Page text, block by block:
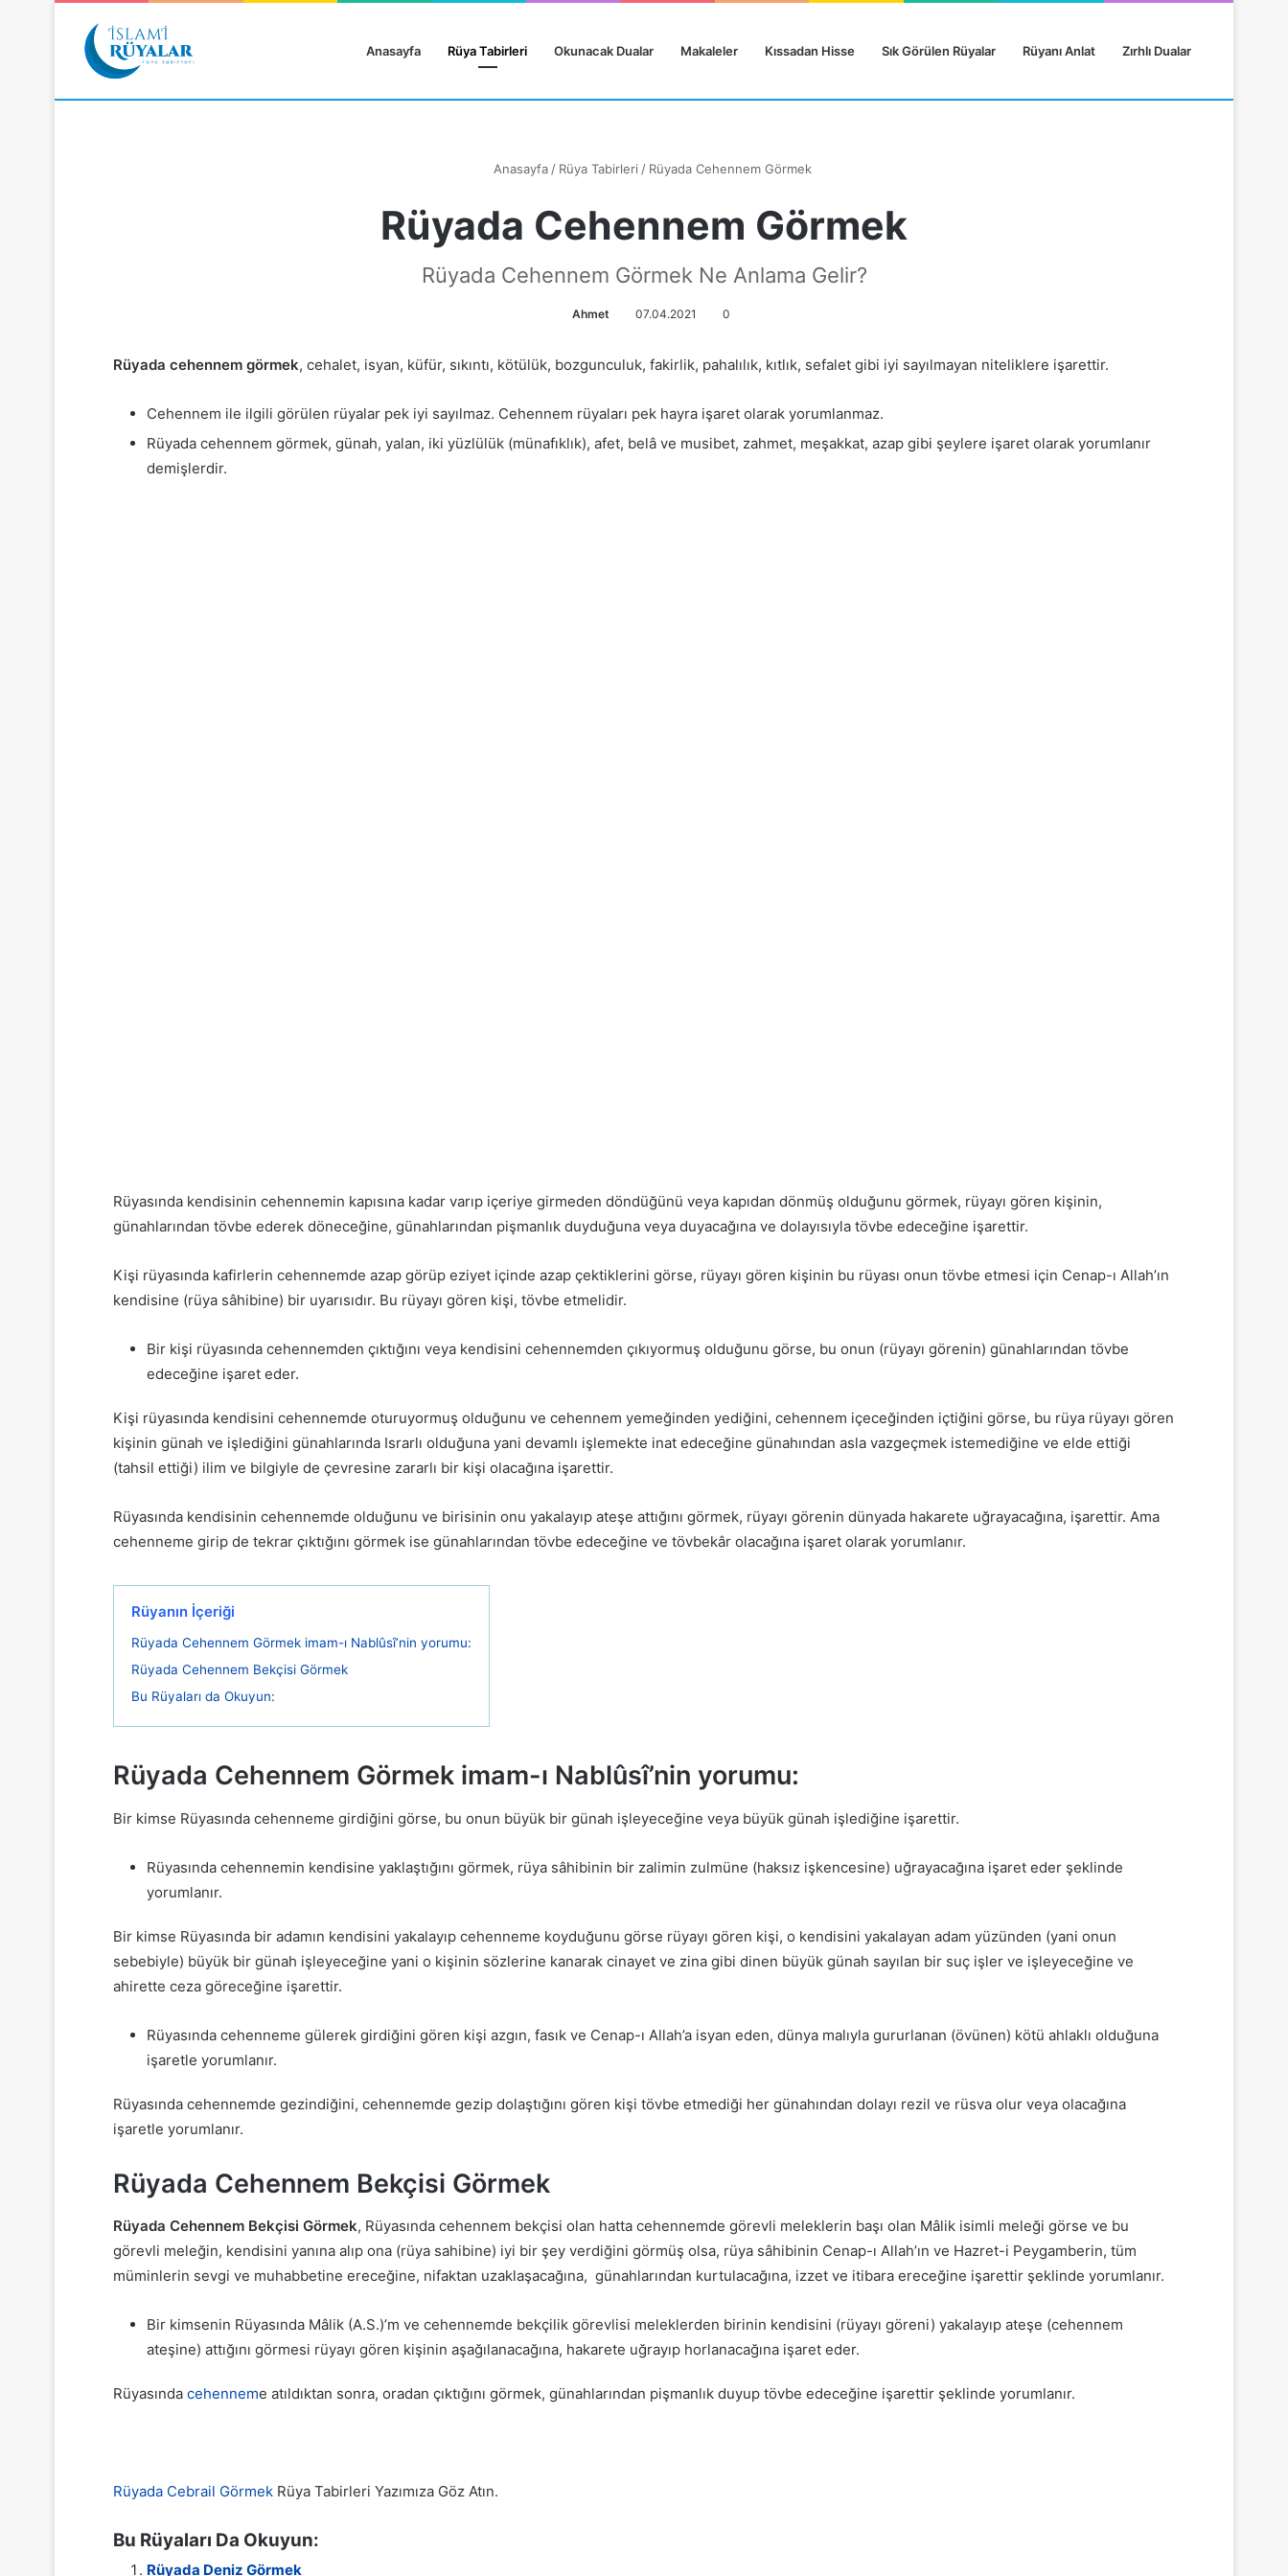
Anasayfa Rüya Tabirleri Okunacak Dualar Makaleler Kıssadan Hisse Sık Görülen Rüyalar Rüyanı Anlat Zırhlı Dualar
Anasayfa / Rüya Tabirleri / Rüyada Cehennem Görmek
Rüyada Cehennem Görmek
Rüyada Cehennem Görmek Ne Anlama Gelir?
Ahmet 07.04.2021 0
Rüyada cehennem görmek, cehalet, isyan, küfür, sıkıntı, kötülük, bozgunculuk, fakirlik, pahalılık, kıtlık, sefalet gibi iyi sayılmayan niteliklere işarettir.
Cehennem ile ilgili görülen rüyalar pek iyi sayılmaz. Cehennem rüyaları pek hayra işaret olarak yorumlanmaz.
Rüyada cehennem görmek, günah, yalan, iki yüzlülük (münafıklık), afet, belâ ve musibet, zahmet, meşakkat, azap gibi şeylere işaret olarak yorumlanır
demişlerdir.
Rüyasında kendisinin cehennemin kapısına kadar varıp içeriye girmeden döndüğünü veya kapıdan dönmüş olduğunu görmek, rüyayı gören kişinin,
günahlarından tövbe ederek döneceğine, günahlarından pişmanlık duyduğuna veya duyacağına ve dolayısıyla tövbe edeceğine işarettir.
Kişi rüyasında kafirlerin cehennemde azap görüp eziyet içinde azap çektiklerini görse, rüyayı gören kişinin bu rüyası onun tövbe etmesi için Cenap-ı Allah’ın
kendisine (rüya sâhibine) bir uyarısıdır. Bu rüyayı gören kişi, tövbe etmelidir.
Bir kişi rüyasında cehennemden çıktığını veya kendisini cehennemden çıkıyormuş olduğunu görse, bu onun (rüyayı görenin) günahlarından tövbe
edeceğine işaret eder.
Kişi rüyasında kendisini cehennemde oturuyormuş olduğunu ve cehennem yemeğinden yediğini, cehennem içeceğinden içtiğini görse, bu rüya rüyayı gören
kişinin günah ve işlediğini günahlarında Israrlı olduğuna yani devamlı işlemekte inat edeceğine günahından asla vazgeçmek istemediğine ve elde ettiği
(tahsil ettiği) ilim ve bilgiyle de çevresine zararlı bir kişi olacağına işarettir.
Rüyasında kendisinin cehennemde olduğunu ve birisinin onu yakalayıp ateşe attığını görmek, rüyayı görenin dünyada hakarete uğrayacağına, işarettir. Ama
cehenneme girip de tekrar çıktığını görmek ise günahlarından tövbe edeceğine ve tövbekâr olacağına işaret olarak yorumlanır.
Rüyanın İçeriği
Rüyada Cehennem Görmek imam-ı Nablûsî’nin yorumu:
Rüyada Cehennem Bekçisi Görmek
Bu Rüyaları da Okuyun:
Rüyada Cehennem Görmek imam-ı Nablûsî’nin yorumu:
Bir kimse Rüyasında cehenneme girdiğini görse, bu onun büyük bir günah işleyeceğine veya büyük günah işlediğine işarettir.
Rüyasında cehennemin kendisine yaklaştığını görmek, rüya sâhibinin bir zalimin zulmüne (haksız işkencesine) uğrayacağına işaret eder şeklinde
yorumlanır.
Bir kimse Rüyasında bir adamın kendisini yakalayıp cehenneme koyduğunu görse rüyayı gören kişi, o kendisini yakalayan adam yüzünden (yani onun
sebebiyle) büyük bir günah işleyeceğine yani o kişinin sözlerine kanarak cinayet ve zina gibi dinen büyük günah sayılan bir suç işler ve işleyeceğine ve
ahirette ceza göreceğine işarettir.
Rüyasında cehenneme gülerek girdiğini gören kişi azgın, fasık ve Cenap-ı Allah’a isyan eden, dünya malıyla gururlanan (övünen) kötü ahlaklı olduğuna
işaretle yorumlanır.
Rüyasında cehennemde gezindiğini, cehennemde gezip dolaştığını gören kişi tövbe etmediği her günahından dolayı rezil ve rüsva olur veya olacağına
işaretle yorumlanır.
Rüyada Cehennem Bekçisi Görmek
Rüyada Cehennem Bekçisi Görmek, Rüyasında cehennem bekçisi olan hatta cehennemde görevli meleklerin başı olan Mâlik isimli meleği görse ve bu
görevli meleğin, kendisini yanına alıp ona (rüya sahibine) iyi bir şey verdiğini görmüş olsa, rüya sâhibinin Cenap-ı Allah’ın ve Hazret-i Peygamberin, tüm
müminlerin sevgi ve muhabbetine ereceğine, nifaktan uzaklaşacağına, günahlarından kurtulacağına, izzet ve itibara ereceğine işarettir şeklinde yorumlanır.
Bir kimsenin Rüyasında Mâlik (A.S.)’m ve cehennemde bekçilik görevlisi meleklerden birinin kendisini (rüyayı göreni) yakalayıp ateşe (cehennem
ateşine) attığını görmesi rüyayı gören kişinin aşağılanacağına, hakarete uğrayıp horlanacağına işaret eder.
Rüyasında cehenneme atıldıktan sonra, oradan çıktığını görmek, günahlarından pişmanlık duyup tövbe edeceğine işarettir şeklinde yorumlanır.
Rüyada Cebrail Görmek Rüya Tabirleri Yazımıza Göz Atın.
Bu Rüyaları Da Okuyun:
Rüyada Deniz Görmek